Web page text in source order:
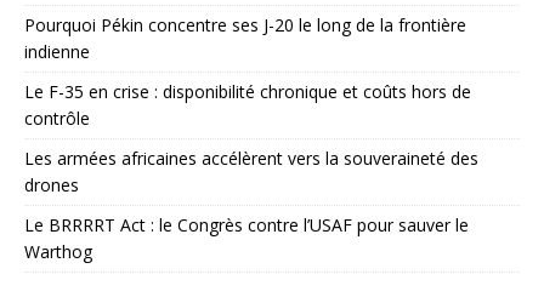
Pourquoi Pékin concentre ses J-20 le long de la frontière
indienne
Le F-35 en crise : disponibilité chronique et coûts hors de
contrôle
Les armées africaines accélèrent vers la souveraineté des
drones
Le BRRRRT Act : le Congrès contre l’USAF pour sauver le
Warthog